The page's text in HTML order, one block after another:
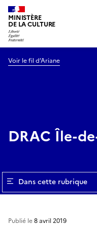
MINISTÈRE
DE LA CULTURE
Voir le fil d’Ariane
DRAC Île-
Dans cette rubrique
Publié le8 avril 2019